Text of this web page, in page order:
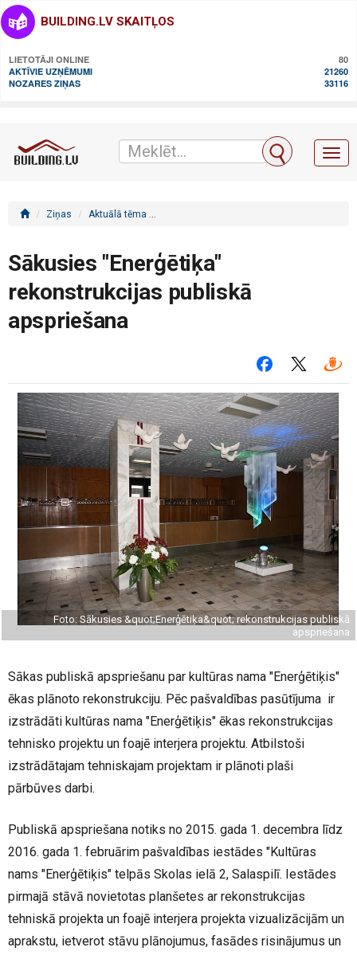
BUILDING.LV SKAITĻOS
LIETOTĀJI ONLINE
80
AKTĪVIE UZŅĒMUMI
21260
NOZARES ZIŅAS
33116
Ziņas Aktuālā tēma
Sākusies "Enerģētiķa"
rekonstrukcijas publiskā
apspriešana
Foto: Sākusies &quot;Enerģētiķa&quot; rekonstrukcijas publiskā
apspriešana
Sākas publiskā apspriešanu par kultūras nama "Enerģētiķis"
ēkas plānoto rekonstrukciju. Pēc pašvaldības pasūtījuma ir
izstrādāti kultūras nama "Enerģētiķis" ēkas rekonstrukcijas
tehnisko projektu un foajē interjera projektu. Atbilstoši
izstrādātajam tehniskajam projektam ir plānoti plaši
pārbūves darbi.
Publiskā apspriešana notiks no 2015. gada 1. decembra līdz
2016. gada 1. februārim pašvaldības iestādes "Kultūras
nams "Enerģētiķis" telpās Skolas ielā 2, Salaspilī. Iestādes
pirmajā stāvā novietotas planšetes ar rekonstrukcijas
tehniskā projekta un foajē interjera projekta vizualizācijām un
aprakstu, ietverot stāvu plānojumus, fasādes risinājumus un